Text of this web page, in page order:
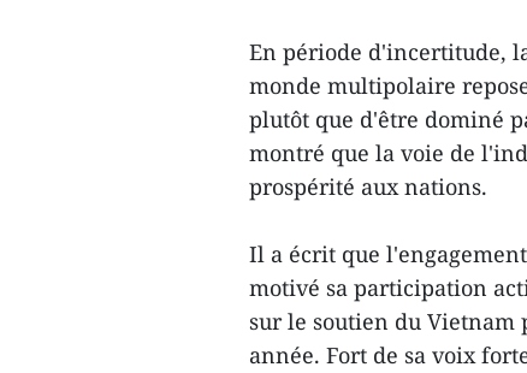
En période d'incertitude,
monde multipolaire
plutôt que d'être dominé
montré que la voie de
prospérité aux nations.
Il a écrit que
motivé sa participation
sur le soutien du Vietnam
année. Fort de sa voix